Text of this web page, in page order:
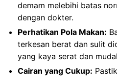
demam melebihi batas
dengan dokter.
Perhatikan Pola Makan:
terkesan berat dan sulit
yang kaya serat dan
Cairan yang Cukup: